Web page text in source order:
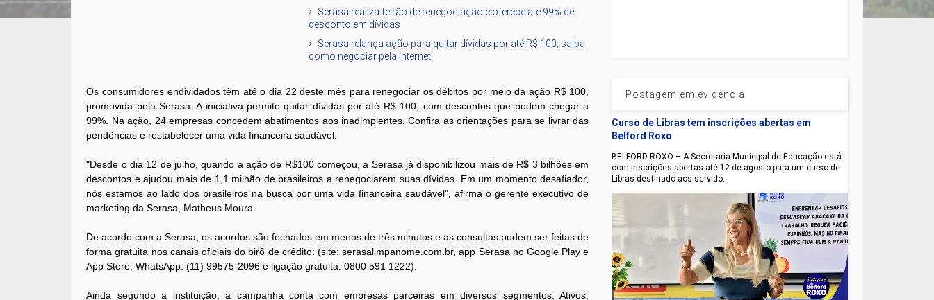
Serasa realiza feirão de renegociação e oferece até 99% de
desconto em dívidas
Serasa relança ação para quitar dívidas por até R$ 100; saiba
como negociar pela internet
Os consumidores endividados têm até o dia 22 deste mês para renegociar os débitos por meio da ação R$ 100,
promovida pela Serasa. A iniciativa permite quitar dívidas por até R$ 100, com descontos que podem chegar a
99%. Na ação, 24 empresas concedem abatimentos aos inadimplentes. Confira as orientações para se livrar das
pendências e restabelecer uma vida financeira saudável.
"Desde o dia 12 de julho, quando a ação de R$100 começou, a Serasa já disponibilizou mais de R$ 3 bilhões em
descontos e ajudou mais de 1,1 milhão de brasileiros a renegociarem suas dívidas. Em um momento desafiador,
nós estamos ao lado dos brasileiros na busca por uma vida financeira saudável", afirma o gerente executivo de
marketing da Serasa, Matheus Moura.
De acordo com a Serasa, os acordos são fechados em menos de três minutos e as consultas podem ser feitas de
forma gratuita nos canais oficiais do birô de crédito: (site: serasalimpanome.com.br, app Serasa no Google Play e
App Store, WhatsApp: (11) 99575-2096 e ligação gratuita: 0800 591 1222).
Ainda segundo a instituição, a campanha conta com empresas parceiras em diversos segmentos: Ativos,
Postagem em evidência
Curso de Libras tem inscrições abertas em
Belford Roxo
BELFORD ROXO – A Secretaria Municipal de Educação está
com inscrições abertas até 12 de agosto para um curso de
Libras destinado aos servido...